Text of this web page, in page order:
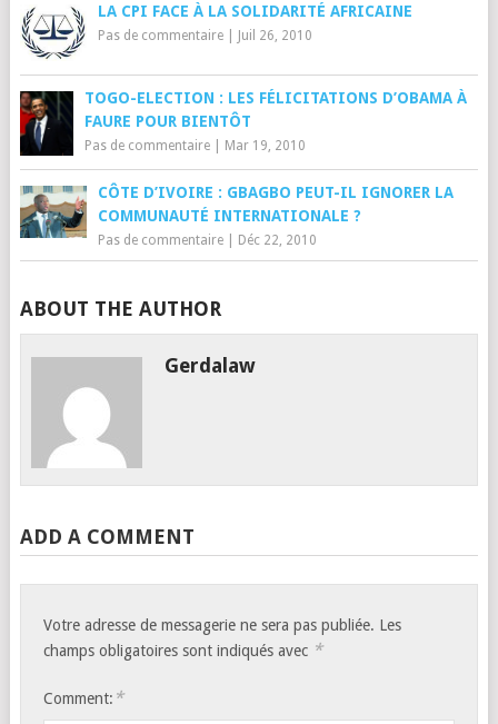
LA CPI FACE À LA SOLIDARITÉ AFRICAINE
Pas de commentaire| Juil 26, 2010
TOGO-ELECTION : LES FÉLICITATIONS D’OBAMA À
FAURE POUR BIENTÔT
Pas de commentaire| Mar 19, 2010
CÔTE D’IVOIRE : GBAGBO PEUT-IL IGNORER LA
COMMUNAUTÉ INTERNATIONALE ?
Pas de commentaire| Déc 22, 2010
ABOUT THE AUTHOR
Gerdalaw
ADD A COMMENT
Votre adresse de messagerie ne sera pas publiée. Les
champs obligatoires sont indiqués avec *
Comment: *